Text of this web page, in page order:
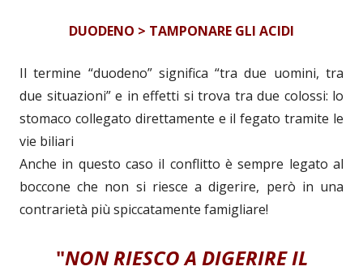
DUODENO > TAMPONARE GLI ACIDI
Il termine “duodeno” significa “tra due uomini, tra
due situazioni” e in effetti si trova tra due colossi: lo
stomaco collegato direttamente e il fegato tramite le
vie biliari
Anche in questo caso il conflitto è sempre legato al
boccone che non si riesce a digerire, però in una
contrarietà più spiccatamente famigliare!
"NON RIESCO A DIGERIRE IL